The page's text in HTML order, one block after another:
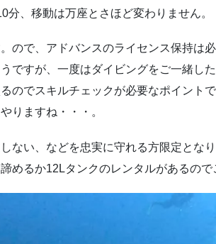
、移動は万座とさほど変わりません。
ので、アドバンスのライセンス保持は
ですが、一度はダイビングをご一緒し
のでスキルチェックが必要なポイント
りますね・・・。
ない、などを忠実に守れる方限定とな
めるか12Lタンクのレンタルがあるので